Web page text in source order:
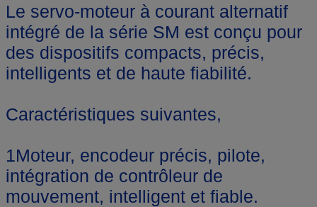
Le servo-moteur à courant alternatif
intégré de la série SM est conçu pour
des dispositifs compacts, précis,
intelligents et de haute fiabilité.
Caractéristiques suivantes,
1Moteur, encodeur précis, pilote,
intégration de contrôleur de
mouvement, intelligent et fiable.